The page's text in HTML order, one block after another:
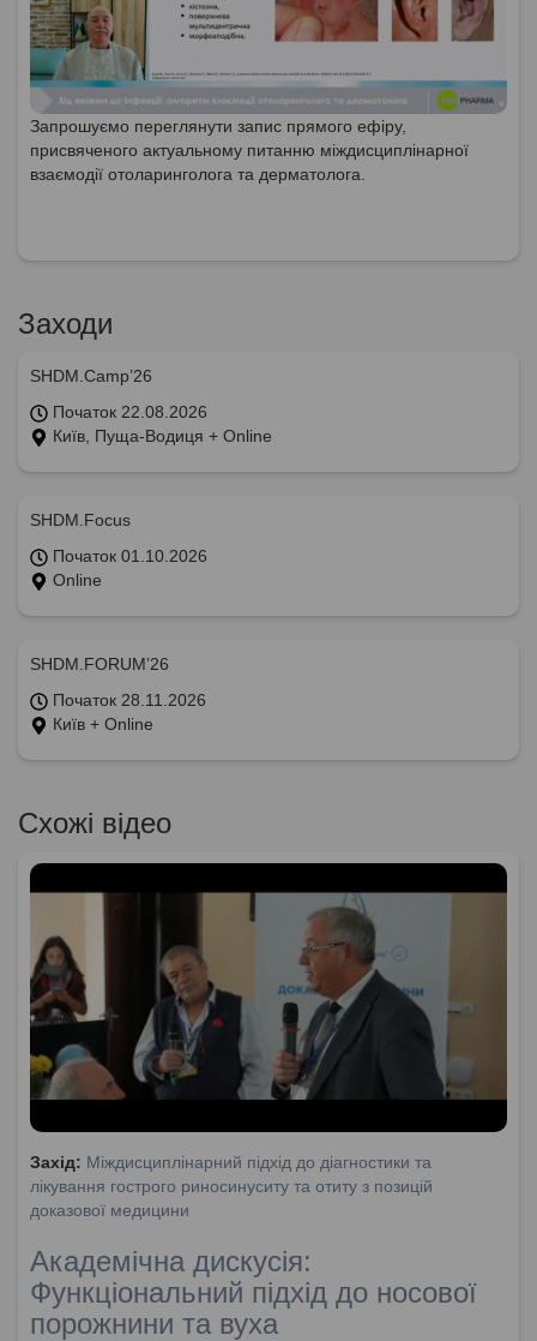
Запрошуємо переглянути запис прямого ефіру,
присвяченого актуальному питанню міждисциплінарної
взаємодії отоларинголога та дерматолога.
Заходи
SHDM.Camp’26
Початок 22.08.2026
Київ, Пуща-Водиця + Online
SHDM.Focus
Початок 01.10.2026
Online
SHDM.FORUM’26
Початок 28.11.2026
Київ + Online
Схожі відео
Захід: Міждисциплінарний підхід до діагностики та
лікування гострого риносинуситу та отиту з позицій
доказової медицини
Академічна дискусія:
Функціональний підхід до носової
порожнини та вуха